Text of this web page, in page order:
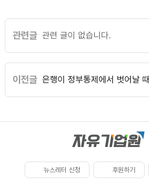
관련글 관련 글이 없습니다.
이전글 은행이 정부통제에서 벗어날 때
뉴스레터 신청 후원하기